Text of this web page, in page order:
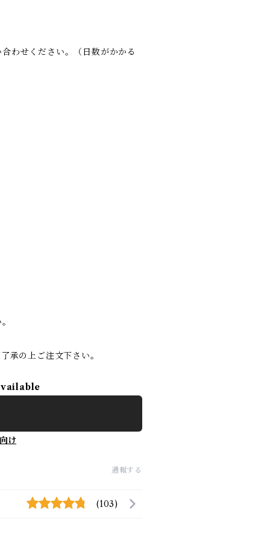
わせください。（日数がかかる
承の上ご注文下さい。
け
通報する
(103)